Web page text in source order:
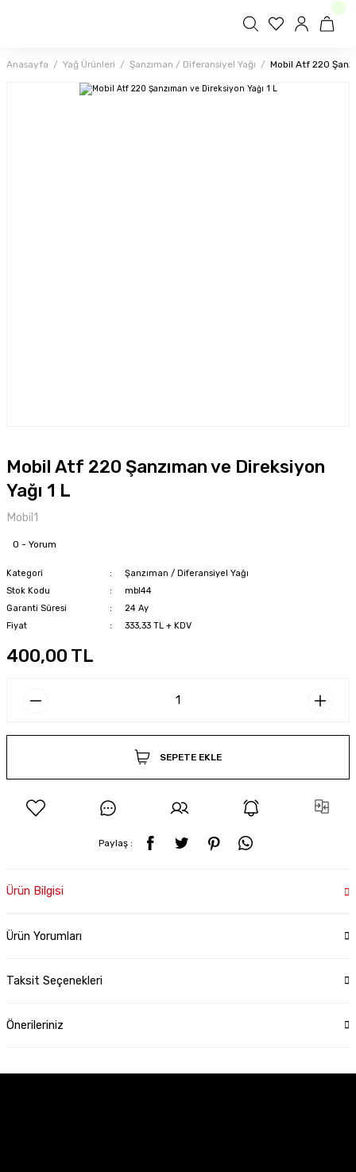
Anasayfa Yağ Ürünleri Şanzıman / Diferansiyel Yağı Mobil Atf 220
Mobil Atf 220 Şanzıman ve Direksiyon
Yağı 1 L
Mobil1
0 - Yorum
Kategori
Şanzıman / Diferansiyel Yağı
Stok Kodu
mbl44
Garanti Süresi
24 Ay
Fiyat
333,33 TL + KDV
400,00 TL
SEPETE EKLE
Paylaş :
Ürün Bilgisi
Ürün Yorumları
Taksit Seçenekleri
Önerileriniz